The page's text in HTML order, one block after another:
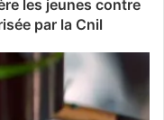
les jeunes contre
par la Cnil